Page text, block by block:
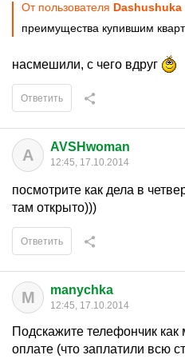
От пользователя Dashushuka
преимущества купившим
насмешили, с чего вдруг
Ответить
A AVSHwoman
12:45, 17.10.2014
посмотрите как дела в
там открыто)))
Ответить
M manychka
12:45, 17.10.2014
Подскажите телефончик как
оплате (что заплатили всю